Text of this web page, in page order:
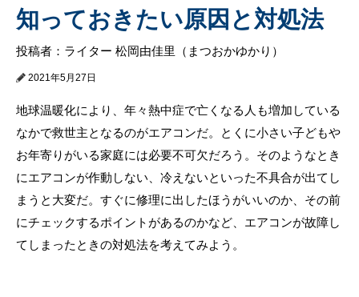
知っておきたい原因と対処法
投稿者：ライター 松岡由佳里（まつおかゆかり）
2021年5月27日
地球温暖化により、年々熱中症で亡くなる人も増加している
なかで救世主となるのがエアコンだ。とくに小さい子どもや
お年寄りがいる家庭には必要不可欠だろう。そのようなとき
にエアコンが作動しない、冷えないといった不具合が出てし
まうと大変だ。すぐに修理に出したほうがいいのか、その前
にチェックするポイントがあるのかなど、エアコンが故障し
てしまったときの対処法を考えてみよう。